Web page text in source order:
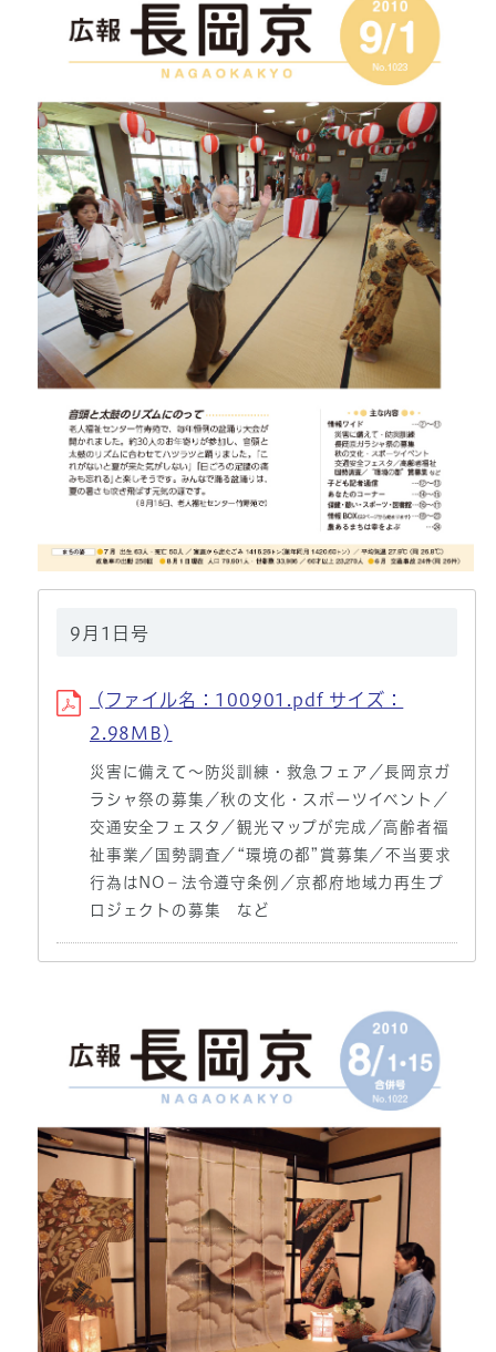
9月1日号
(ファイル名：100901.pdf サイズ：
2.98MB)
災害に備えて～防災訓練・救急フェア／長岡京ガ
ラシャ祭の募集／秋の文化・スポーツイベント／
交通安全フェスタ／観光マップが完成／高齢者福
祉事業／国勢調査／“環境の都”賞募集／不当要求
行為はNO－法令遵守条例／京都府地域力再生プ
ロジェクトの募集 など